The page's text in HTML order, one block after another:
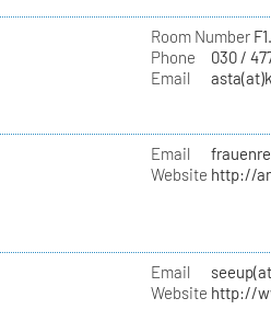
Room Number
Phone
030 /
Email
Email
Website http://
Email
Website http://